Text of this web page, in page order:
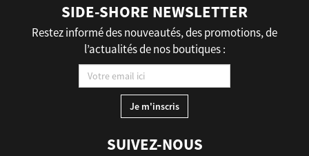
SIDE-SHORE NEWSLETTER
Restez informé des nouveautés, des promotions, de
l’actualités de nos boutiques :
SUIVEZ-NOUS